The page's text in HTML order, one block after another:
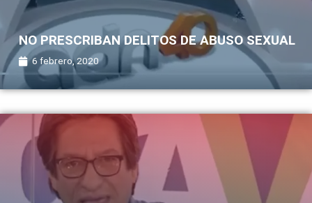
NO PRESCRIBAN DELITOS DE ABUSO SEXUAL
6 febrero, 2020